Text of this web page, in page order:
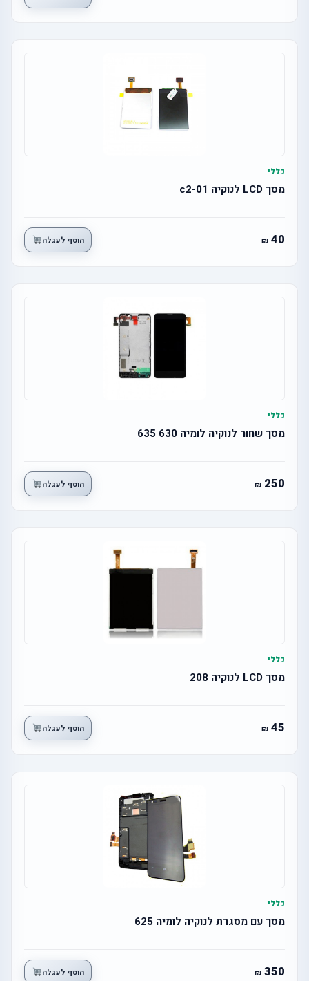
כללי
מסך LCD לנוקיה c2-01
40 הוסף לעגלה
כללי
מסך שחור לנוקיה לומיה 630 635
250 הוסף לעגלה
כללי
מסך LCD לנוקיה 208
45 הוסף לעגלה
כללי
מסך עם מסגרת לנוקיה לומיה 625
350 הוסף לעגלה